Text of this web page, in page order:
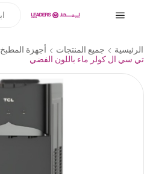
الرئيسية جميع المنتجات أجهزة المطبخ
تي سي ال كولر ماء باللون الفضي